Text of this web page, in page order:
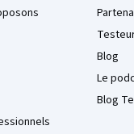
Blog
Le
Blog